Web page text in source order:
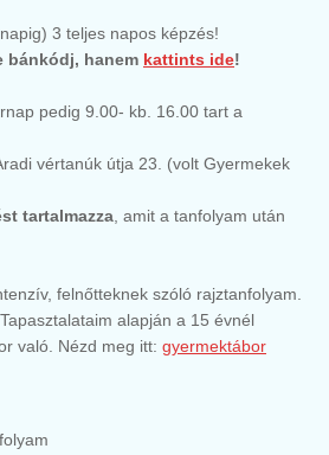
3 teljes napos képzés!
bánkódj, hanem kattints ide!
pedig 9.00- kb. 16.00 tart a
vértanúk útja 23. (volt Gyermekek
tartalmazza , amit a tanfolyam után
felnőtteknek szóló rajztanfolyam.
alapján a 15 évnél
való. Nézd meg itt: gyermektábor